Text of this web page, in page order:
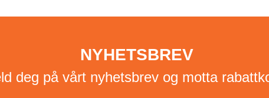
NYHETSBREV
deg på vårt nyhetsbrev og motta